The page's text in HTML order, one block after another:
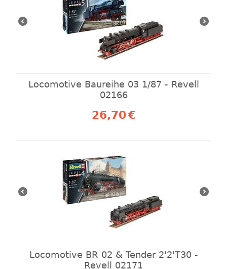
Locomotive Baureihe 03 1/87 - Revell
02166
26,70€
Locomotive BR 02 & Tender 2'2'T30 -
Revell 02171